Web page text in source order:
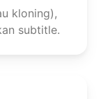
kloning),
subtitle.